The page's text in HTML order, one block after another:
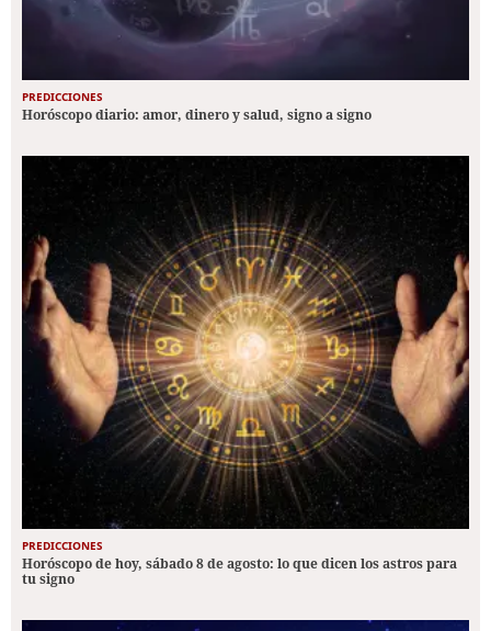
PREDICCIONES
Horóscopo diario: amor, dinero y salud, signo a signo
PREDICCIONES
Horóscopo de hoy, sábado 8 de agosto: lo que dicen los astros para
tu signo